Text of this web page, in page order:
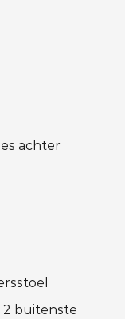
achter
2 buitenste